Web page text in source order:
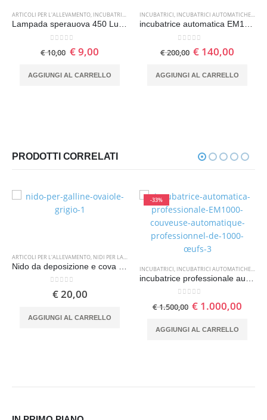
LAMPADE SPERAUOVA
ARTICOLI PER L'ALLEVAMENTO, INCUBATRICI LAMPADE SPERAUOVA
Lampada sperauova 450 Lumen ricaricabile
Su 5
€10,00 €9,00
AGGIUNGI AL CARRELLO
INCUBATRICI, INCUBATRICI AUTOMATICHE SEMIPROFESSIONALI
incubatrice automatica EM100 per 98 uova di gallina
Su 5
€200,00 € 140,00
AGGIUNGI AL CARRELLO
PRODOTTI CORRELATI
ARTICOLI PER L'ALLEVAMENTO, NIDI PER LA DEPOSIZIONE DELLE UOVA
Su 5
€20,00
AGGIUNGI AL CARRELLO
-33%
INCUBATRICI, INCUBATRICI AUTOMATICHE PROFESSIONALI
Su 5
€1.500,00 € 1.000,00
AGGIUNGI AL CARRELLO